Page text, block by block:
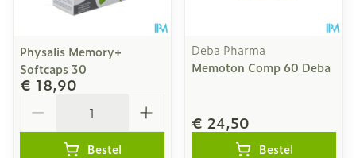
Physalis Memory+
Softcaps 30
€ 18,90
Bestel
Deba Pharma
Memoton Comp 60 Deba
€ 24,50
Bestel